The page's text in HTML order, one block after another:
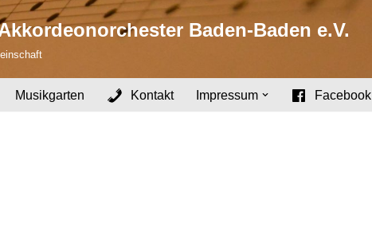
Baden-Baden e.V.
Musikgarten Kontakt Impressum Facebook